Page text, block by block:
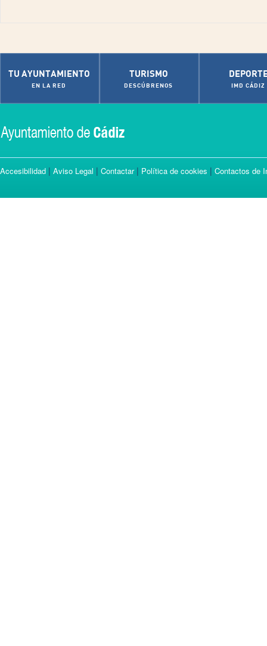
TU AYUNTAMIENTO
EN LA RED
TURISMO
DESCÚBRENOS IMD CÁDIZ
Accesibilidad | Aviso Legal | Contactar| Política de cookies | Contactos de